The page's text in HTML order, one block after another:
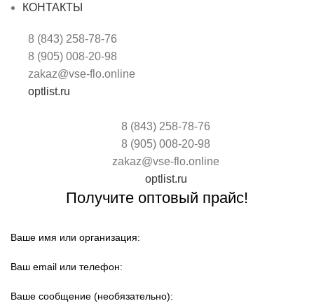
КОНТАКТЫ
8 (843) 258-78-76
8 (905) 008-20-98
zakaz@vse-flo.online
optlist.ru
8 (843) 258-78-76
8 (905) 008-20-98
zakaz@vse-flo.online
optlist.ru
Получите оптовый прайс!